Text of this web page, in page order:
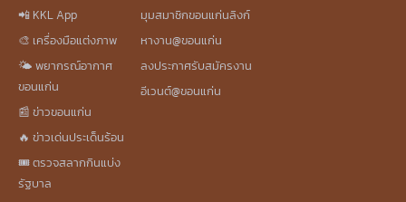
📲 KKL App
🎨 เครื่องมือแต่งภาพ
🌤️ พยากรณ์อากาศ
ขอนแก่น
📰 ข่าวขอนแก่น
🔥 ข่าวเด่นประเด็นร้อน
🎟️ ตรวจสลากกินแบ่ง
รัฐบาล
มุมสมาชิกขอนแก่นลิงก์
หางาน@ขอนแก่น
ลงประกาศรับสมัครงาน
อีเวนต์@ขอนแก่น